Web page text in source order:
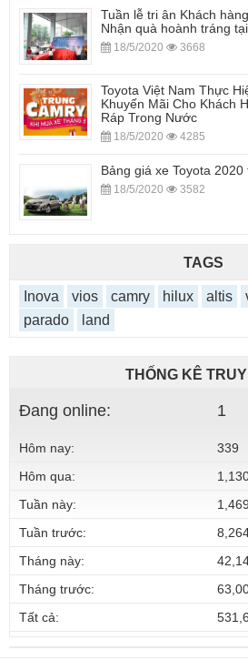
Tuần lễ tri ân Khách
Nhận quà hoành tráng
18/5/2020 3668
Toyota Việt Nam Thực
Khuyến Mãi Cho Khách
Ráp Trong Nước
18/5/2020 4285
Bảng giá xe Toyota 2020
18/5/2020 3582
TAGS
Inova vios camry hilux altis
parado
land
THỐNG KÊ
Đang online: 1
Hôm nay:
339
Hôm qua:
Tuần này:
1,469
Tuần trước:
Tháng này:
Tháng trước:
Tất cả: